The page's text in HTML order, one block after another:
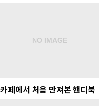
카페에서 처음 만져본 핸디북